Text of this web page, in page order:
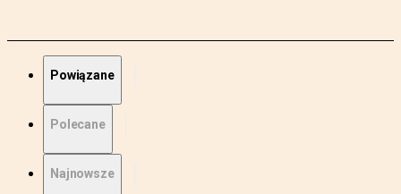
Powiązane
Polecane
Najnowsze